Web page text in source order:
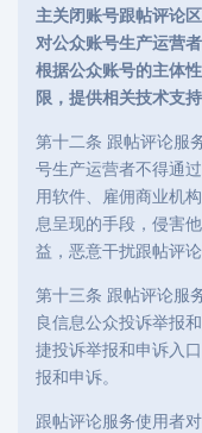
主关闭账号跟帖评论
对公众账号生产运营
根据公众账号的主体
限，提供相关技术支持
第十二条 跟帖评论服
号生产运营者不得通
用软件、雇佣商业机
息呈现的手段，侵害
益，恶意干扰跟帖评
第十三条 跟帖评论服
良信息公众投诉举报
捷投诉举报和申诉入
报和申诉。
跟帖评论服务使用者